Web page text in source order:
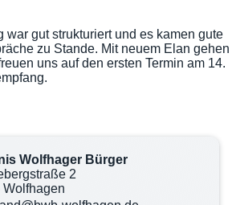
war gut strukturiert und es kamen gute
zu Stande. Mit neuem Elan gehen
uns auf den ersten Termin am 14.
Wolfhager Bürger
2
Wolfhagen